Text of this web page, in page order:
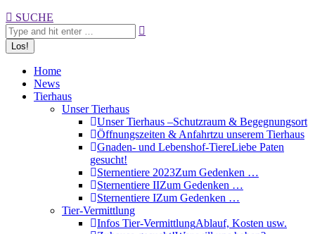
Search:
SUCHE
Home
News
Tierhaus
Unser Tierhaus
Unser Tierhaus –Schutzraum & Begegnungsort
Öffnungszeiten & Anfahrtzu unserem Tierhaus
Gnaden- und Lebenshof-TiereLiebe Paten
gesucht!
Sternentiere 2023Zum Gedenken …
Sternentiere IIZum Gedenken …
Sternentiere IZum Gedenken …
Tier-Vermittlung
Infos Tier-VermittlungAblauf, Kosten usw.